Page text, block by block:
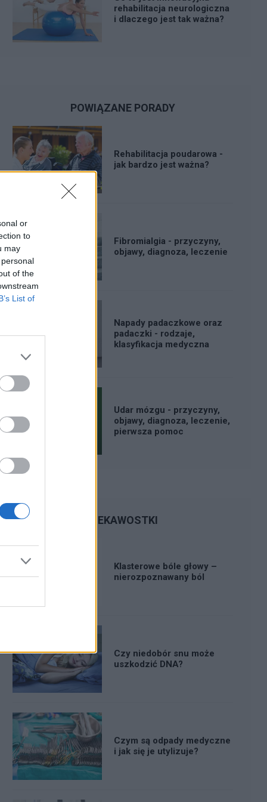
or
to
may
of the
List of
rehabilitacja neurologiczna
i dlaczego jest tak ważna?
POWIĄZANE PORADY
Rehabilitacja poudarowa -
jak bardzo jest ważna?
Fibromialgia - przyczyny,
objawy, diagnoza, leczenie
Napady padaczkowe oraz
padaczki - rodzaje,
klasyfikacja medyczna
Udar mózgu - przyczyny,
objawy, diagnoza, leczenie,
pierwsza pomoc
CIEKAWOSTKI
Klasterowe bóle głowy –
nierozpoznawany ból
Czy niedobór snu może
uszkodzić DNA?
Czym są odpady medyczne
i jak się je utylizuje?